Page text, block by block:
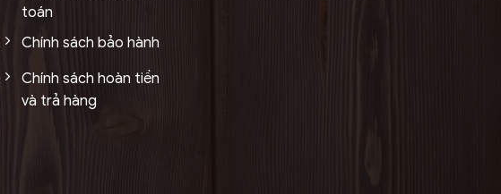
toán
Chính sách bảo hành
Chính sách hoàn tiền
và trả hàng